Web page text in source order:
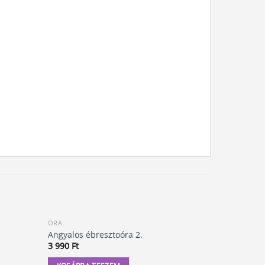
ÓRA
Angyalos ébresztoóra 2.
3 990 Ft